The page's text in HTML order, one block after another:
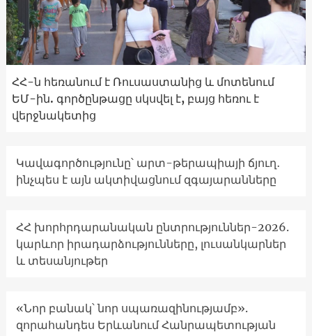
ՀՀ-ն հեռանում է Ռուսաստանից և մոտենում
ԵՄ-ին. գործընթացը սկսվել է, բայց հեռու է
վերջնակետից
Կավագործությունը՝ արտ-թերապիայի ճյուղ․
ինչպես է այն ակտիվացնում զգայարանները
ՀՀ խորհրդարանական ընտրություններ-2026.
կարևոր իրադարձությունները, լուսանկարներ
և տեսանյութեր
«Նոր բանակ՝ նոր սպառազինությամբ».
զորահանդես Երևանում Հանրապետության